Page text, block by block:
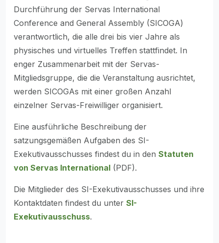
Durchführung der Servas International
Conference and General Assembly (SICOGA)
verantwortlich, die alle drei bis vier Jahre als
physisches und virtuelles Treffen stattfindet. In
enger Zusammenarbeit mit der Servas-
Mitgliedsgruppe, die die Veranstaltung ausrichtet,
werden SICOGAs mit einer großen Anzahl
einzelner Servas-Freiwilliger organisiert.
Eine ausführliche Beschreibung der
satzungsgemäßen Aufgaben des SI-
Exekutivausschusses findest du in den Statuten
von Servas International (PDF).
Die Mitglieder des SI-Exekutivausschusses und ihre
Kontaktdaten findest du unter SI-
Exekutivausschuss.